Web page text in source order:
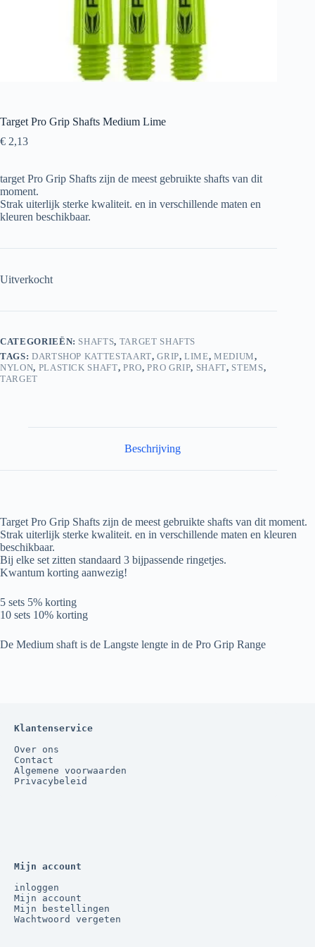
Target Pro Grip Shafts Medium Lime
€ 2,13
target Pro Grip Shafts zijn de meest gebruikte shafts van dit
moment.
Strak uiterlijk sterke kwaliteit. en in verschillende maten en
kleuren beschikbaar.
Uitverkocht
CATEGORIEËN: SHAFTS, TARGET SHAFTS
TAGS: DARTSHOP KATTESTAART,GRIP,LIME,MEDIUM,
NYLON, PLASTICK SHAFT, PRO,PRO GRIP, SHAFT, STEMS,
TARGET
Beschrijving
Target Pro Grip Shafts zijn de meest gebruikte shafts van dit moment.
Strak uiterlijk sterke kwaliteit. en in verschillende maten en kleuren
beschikbaar.
Bij elke set zitten standaard 3 bijpassende ringetjes.
Kwantum korting aanwezig!
5 sets 5% korting
10 sets 10% korting
De Medium shaft is de Langste lengte in de Pro Grip Range
Klantenservice
Over ons
Contact
Algemene voorwaarden
Privacybeleid
Mijn account
inloggen
Mijn account
Mijn bestellingen
Wachtwoord vergeten